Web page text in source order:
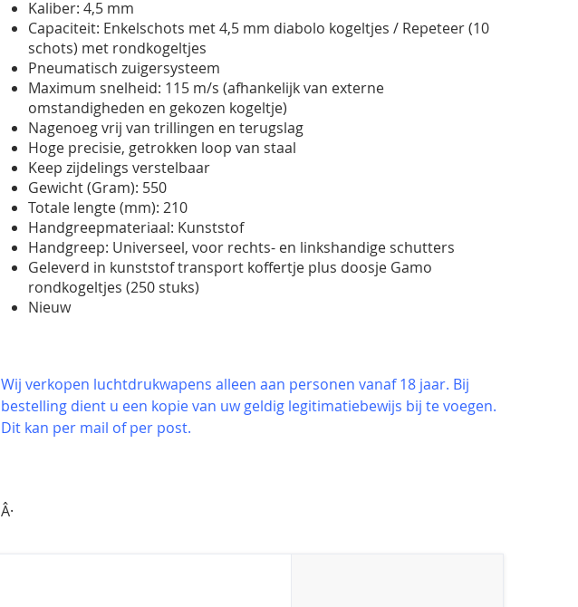
Kaliber: 4,5 mm
Capaciteit: Enkelschots met 4,5 mm diabolo kogeltjes / Repeteer (10
schots) met rondkogeltjes
Pneumatisch zuigersysteem
Maximum snelheid: 115 m/s (afhankelijk van externe
omstandigheden en gekozen kogeltje)
Nagenoeg vrij van trillingen en terugslag
Hoge precisie, getrokken loop van staal
Keep zijdelings verstelbaar
Gewicht (Gram): 550
Totale lengte (mm): 210
Handgreepmateriaal: Kunststof
Handgreep: Universeel, voor rechts- en linkshandige schutters
Geleverd in kunststof transport koffertje plus doosje Gamo
rondkogeltjes (250 stuks)
Nieuw
Wij verkopen luchtdrukwapens alleen aan personen vanaf 18 jaar. Bij
bestelling dient u een kopie van uw geldig legitimatiebewijs bij te voegen.
Dit kan per mail of per post.
Â·